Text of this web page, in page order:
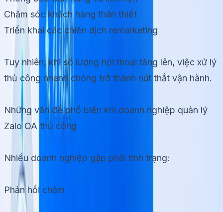
Chăm sóc khách hàng thân thiết
Triển khai các chiến dịch remarketing
Tuy nhiên, khi số lượng hội thoại tăng lên, việc xử lý
thủ công nhanh chóng trở thành nút thắt vận hành.
Những vấn đề phổ biến khi doanh nghiệp quản lý
Zalo OA thủ công
Nhiều doanh nghiệp gặp phải tình trạng:
Phản hồi chậm